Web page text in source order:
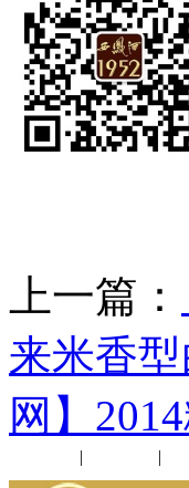
上一篇：
来米香
网】
| |